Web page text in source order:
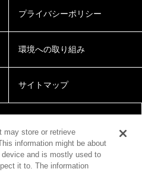
プライバシーポリシー
環境への取り組み
サイトマップ
may store or retrieve
information might be about
and is mostly used to
it to. The information